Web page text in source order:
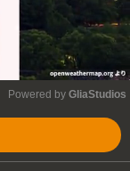
Powered by GliaStudios